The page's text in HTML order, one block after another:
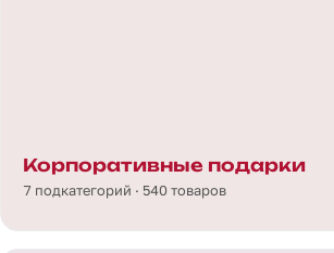
Корпоративные подарки
7 подкатегорий · 540 товаров